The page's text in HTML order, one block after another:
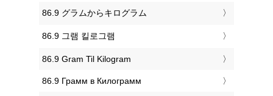
‎86.9 グラムからキログラム
‎86.9 그램 킬로그램
‎86.9 Gram Til Kilogram
‎86.9 Грамм в Килограмм